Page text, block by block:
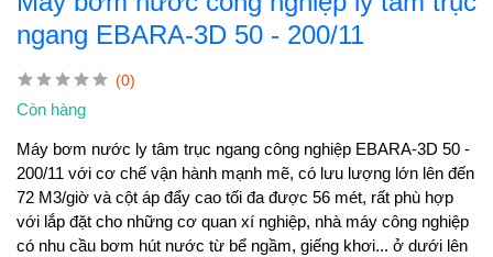
ngang EBARA-3D 50 - 200/11
(0)
Còn hàng
Máy bơm nước ly tâm trục ngang công nghiệp EBARA-3D 50 -
200/11 với cơ chế vận hành mạnh mẽ, có lưu lượng lớn lên đến
72 M3/giờ và cột áp đẩy cao tối đa được 56 mét, rất phù hợp
với lắp đặt cho những cơ quan xí nghiệp, nhà máy công nghiệp
có nhu cầu bơm hút nước từ bể ngầm, giếng khơi... ở dưới lên